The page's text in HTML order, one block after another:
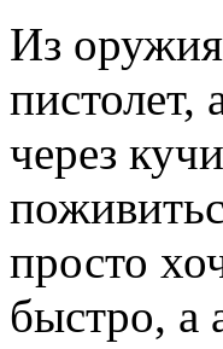
Из
пистолет,
через
просто
быстро, а